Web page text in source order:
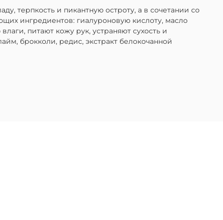
терпкость и пикантную остроту, а в сочетании со
ингредиентов: гиалуроновую кислоту, масло
питают кожу рук, устраняют сухость и
брокколи, редис, экстракт белокочанной